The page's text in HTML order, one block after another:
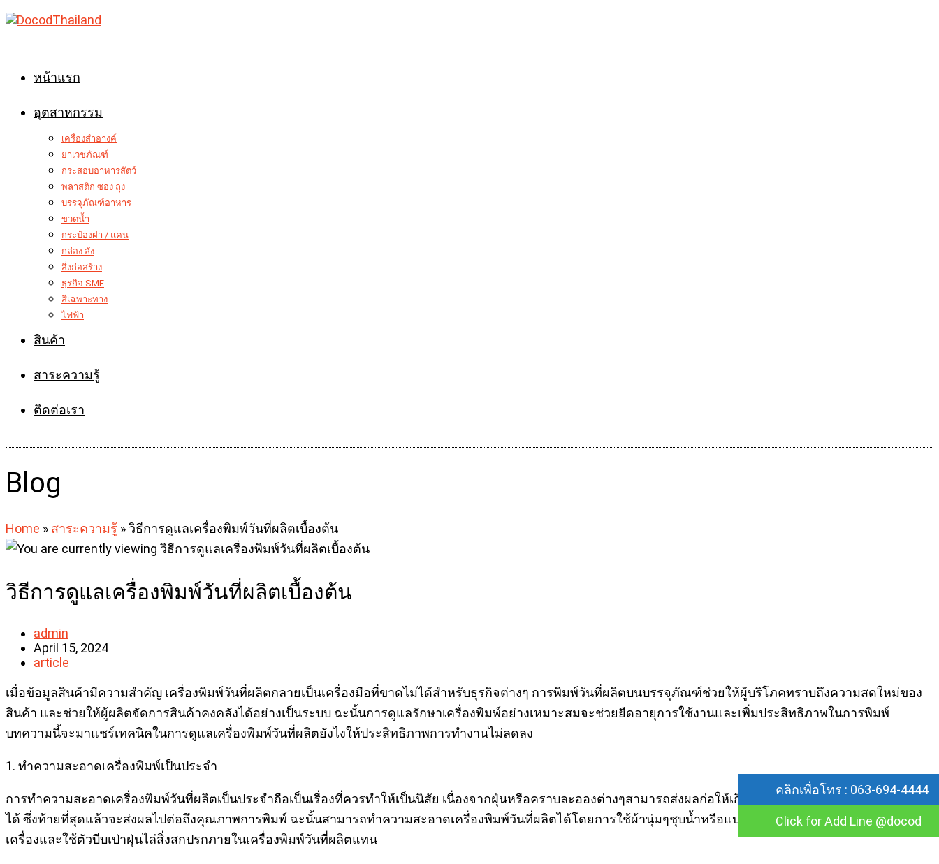
Skip
to
หน้าแรก
อุตสาหกรรม
เครื่องสำอางค์
ยาเวชภัณฑ์
กระสอบอาหารสัตว์
พลาสติก ซอง ถุง
บรรจุภัณฑ์อาหาร
ขวดน้ำ
กระป๋องฝา / แคน
กล่อง ลัง
สิ่งก่อสร้าง
ธุรกิจ SME
สีเฉพาะทาง
ไฟฟ้า
สินค้า
สาระความรู้
ติดต่อเรา
Blog
Home » สาระความรู้ »วิธีการดูแลเครื่องพิมพ์วันที่ผลิตเบื้องต้น
วิธีการดูแลเครื่องพิมพ์วันที่ผลิตเบื้องต้น
Post
author:
admin
Post
published:
April 15, 2024
Post
article
เมื่อข้อมูลสินค้ามีความสำคัญ เครื่องพิมพ์วันที่ผลิตกลายเป็นเครื่องมือที่ขาดไม่ได้สำหรับธุรกิจต่างๆ การพิมพ์วันที่ผลิตบนบรรจุภัณฑ์ช่วยให้ผู้บริโภคทราบถึงความสดใหม่ของ
สินค้า และช่วยให้ผู้ผลิตจัดการสินค้าคงคลังได้อย่างเป็นระบบ ฉะนั้นการดูแลรักษาเครื่องพิมพ์อย่างเหมาะสมจะช่วยยืดอายุการใช้งานและเพิ่มประสิทธิภาพในการพิมพ์
บทความนี้จะมาแชร์เทคนิคในการดูแลเครื่องพิมพ์วันที่ผลิตยังไงให้ประสิทธิภาพการทำงานไม่ลดลง
1. ทำความสะอาดเครื่องพิมพ์เป็นประจำ
การทำความสะอาดเครื่องพิมพ์วันที่ผลิตเป็นประจำถือเป็นเรื่องที่ควรทำให้เป็นนิสัย เนื่องจากฝุ่นหรือคราบละอองต่างๆสามารถส่งผลก่อให้เกิดการอุดตันภายในบริเวณหัวพิมพ์
ได้ ซึ่งท้ายที่สุดแล้วจะส่งผลไปต่อถึงคุณภาพการพิมพ์ ฉะนั้นสามารถทำความสะอาดเครื่องพิมพ์วันที่ผลิตได้โดยการใช้ผ้านุ่มๆชุบน้ำหรือแปรงอ่อนๆมาเช็ดบริเวณด้านนอก
เครื่องและใช้ตัวบีบเป่าฝุ่นไล่สิ่งสกปรกภายในเครื่องพิมพ์วันที่ผลิตแทน
คลิกเพื่อโทร : 063-694-4444
Click for Add Line @docod